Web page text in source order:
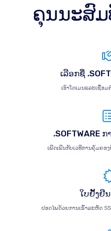
ຄຸນນະສົມ
ເລືອກຊື່
ເອົາໂດເມນແລະເຊື່ອມ
.SOFTWARE
ເພີດເພີນກັບເວທີການຄຸ້ມຄອ
ໃບຢັ້ງຢື
ປອດໄພດ້ວຍການເຂົ້າລະຫັດ